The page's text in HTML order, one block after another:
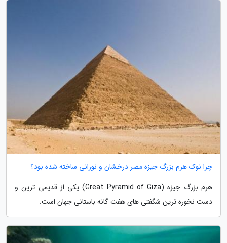
چرا نوک هرم بزرگ جیزه مصر درخشان و نورانی ساخته شده بود؟
هرم بزرگ جیزه (Great Pyramid of Giza) یکی از قدیمی ترین و
دست نخوره ترین شگفتی های هفت گانه باستانی جهان است.